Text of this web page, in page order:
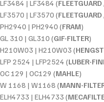
LF3484 | LF3484 (
LF3570 | LF3570 (
PH2940 | PH2940 (FRAM)
GL 310 | GL310 (GIF-FILTER)
H210W03 | H210W03 (HENGST
LFP 2524 | LFP2524 (LUBER-
OC 129 | OC129 (MAHLE)
W 1168 | W1168 (MANN-
ELH4733 | ELH4733 (